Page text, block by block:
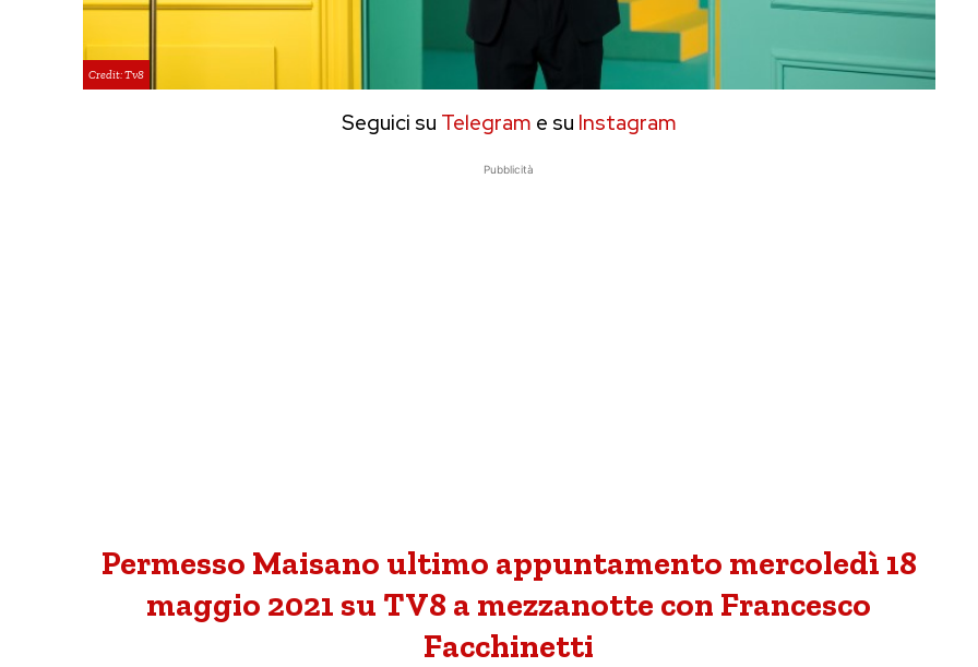
Credit: Tv8
Seguici su Telegram e su Instagram
Pubblicità
Permesso Maisano ultimo appuntamento mercoledì 18
maggio 2021 su TV8 a mezzanotte con Francesco
Facchinetti